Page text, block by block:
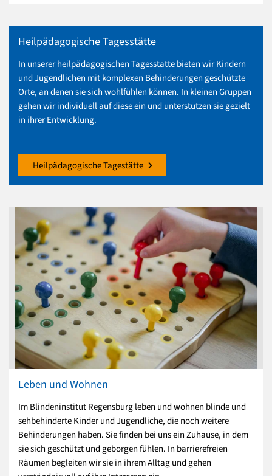
Heilpädagogische Tagesstätte
In unserer heilpädagogischen Tagesstätte bieten wir Kindern
und Jugendlichen mit komplexen Behinderungen geschützte
Orte, an denen sie sich wohlfühlen können. In kleinen Gruppen
gehen wir individuell auf diese ein und unterstützen sie gezielt
in ihrer Entwicklung.
Heilpädagogische Tagestätte
Leben und Wohnen
Im Blindeninstitut Regensburg leben und wohnen blinde und
sehbehinderte Kinder und Jugendliche, die noch weitere
Behinderungen haben. Sie finden bei uns ein Zuhause, in dem
sie sich geschützt und geborgen fühlen. In barrierefreien
Räumen begleiten wir sie in ihrem Alltag und gehen